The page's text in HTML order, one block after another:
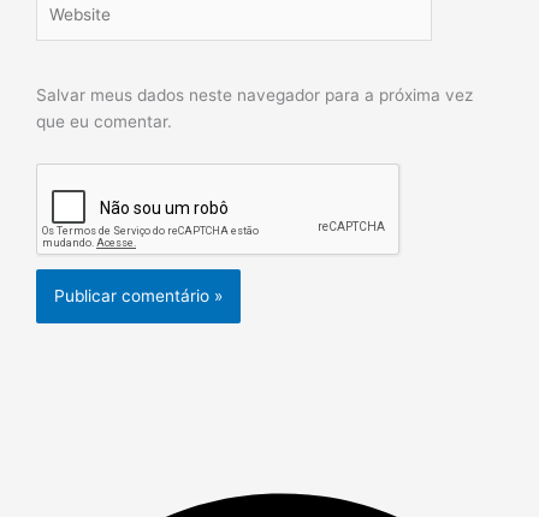
Salvar meus dados neste navegador para a próxima vez
que eu comentar.